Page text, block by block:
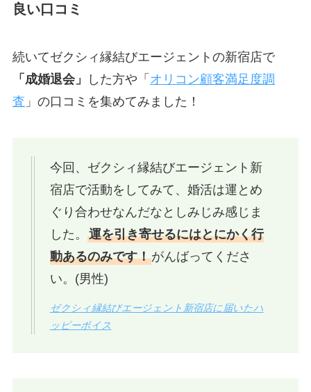
良い口コミ
続いてゼクシィ縁結びエージェントの新宿店で
「成婚退会」
した方や「 オリコン顧客満足度調
査 」の口コミを集めてみました！
今回、ゼクシィ縁結びエージェント新
宿店で活動をしてみて、婚活は運とめ
ぐり合わせなんだなとしみじみ感じま
した。 運を引き寄せるにはとにかく行
動あるのみです！がんばってくださ
い。(男性)
ゼクシィ縁結びエージェント新宿店に届いたハ
ッピーボイス